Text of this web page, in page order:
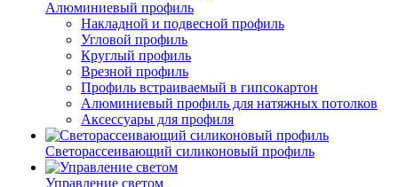
Алюминиевый профиль
Накладной и подвесной профиль
Угловой профиль
Круглый профиль
Врезной профиль
Профиль встраиваемый в гипсокартон
Алюминиевый профиль для натяжных потолков
Аксессуары для профиля
Светорассеивающий силиконовый профиль
Управление светом